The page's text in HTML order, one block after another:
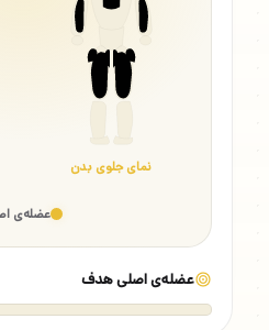
نمای جلوی بدن
عضله‌ی
عضله‌ی اصلی هدف